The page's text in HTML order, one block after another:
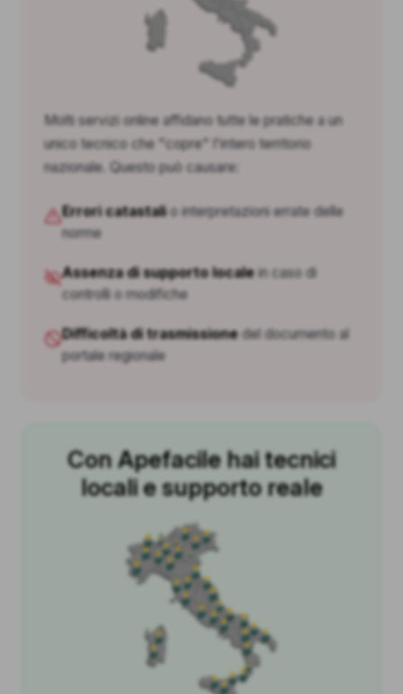
Molti servizi online affidano tutte le pratiche a un
unico tecnico che "copre" l'intero territorio
nazionale. Questo può causare:
Errori catastalio interpretazioni errate delle
norme
Assenza di supporto localein caso di
controlli o modifiche
Difficoltà di trasmissionedel documento al
portale regionale
Con Apefacile hai tecnici
locali e supporto reale